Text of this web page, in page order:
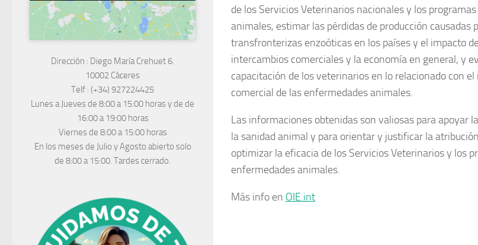
de los Servicios Veterinarios nacionales y los
animales, estimar las pérdidas de producción causadas
transfronterizas enzoóticas en los países y el impacto
intercambios comerciales y la economía en general, y
capacitación de los veterinarios en lo relacionado con
comercial de las enfermedades animales.
Las informaciones obtenidas son valiosas para apoyar
la sanidad animal y para orientar y justificar la
optimizar la eficacia de los Servicios Veterinarios y los
enfermedades animales.
Más info en OIE.int
Dirección : Diego María Crehuet 6.
10002 Cáceres
Telf : (+34) 927224425
Lunes a Jueves de 8:00 a 15:00 horas y de de
16:00 a 19:00 horas
Viernes de 8:00 a 15:00 horas
En los meses de Julio y Agosto abierto solo
de 8:00 a 15:00. Tardes cerrado.